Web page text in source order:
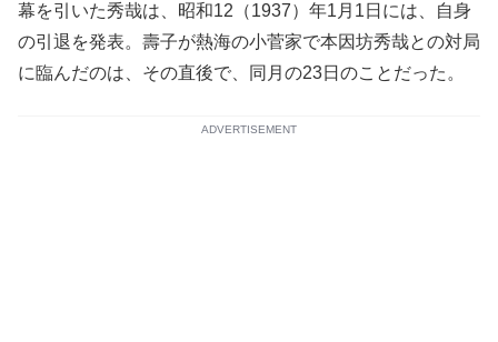
幕を引いた秀哉は、昭和12（1937）年1月1日には、自身
の引退を発表。壽子が熱海の小菅家で本因坊秀哉との対局
に臨んだのは、その直後で、同月の23日のことだった。
ADVERTISEMENT